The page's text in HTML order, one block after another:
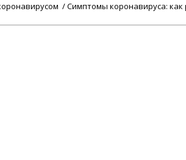
/ Симптомы коронавируса: как